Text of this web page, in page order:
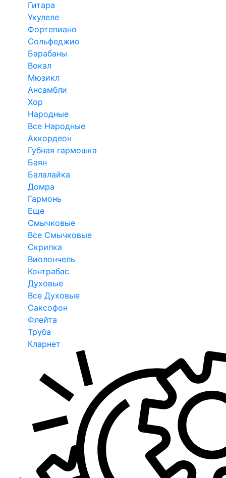
Гитара
Укулеле
Фортепиано
Сольфеджио
Барабаны
Вокал
Мюзикл
Ансамбли
Хор
Народные
Все Народные
Аккордеон
Губная гармошка
Баян
Балалайка
Домра
Гармонь
Еще
Смычковые
Все Смычковые
Скрипка
Виолончель
Контрабас
Духовые
Все Духовые
Саксофон
Флейта
Труба
Кларнет